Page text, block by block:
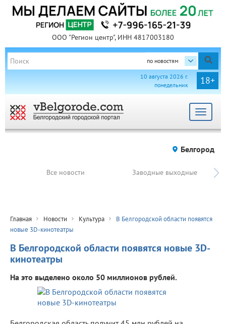
ООО "Регион центр", ИНН 4817003180
по новостям
18+
10 августа 2026 г.
понедельник
Toggle
Белгород
Все новости Заводные выходные
Главная Новости Культура
В Белгородской области появятся
новые 3D-кинотеатры
В Белгородской области появятся новые 3D-
кинотеатры
На это выделено около 50 миллионов рублей.